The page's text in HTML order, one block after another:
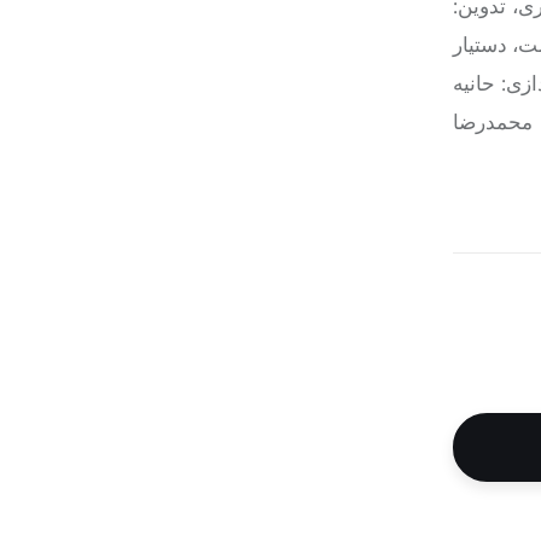
تدوین:
دستیار
حانیه
محمدرضا